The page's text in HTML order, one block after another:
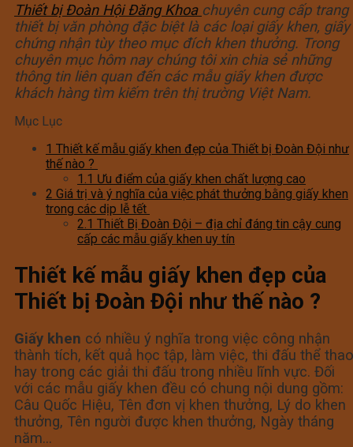
Thiết bị Đoàn Hội Đăng Khoa chuyên cung cấp trang
thiết bị văn phòng đặc biệt là các loại giấy khen, giấy
chứng nhận tùy theo mục đích khen thưởng. Trong
chuyên mục hôm nay chúng tôi xin chia sẻ những
thông tin liên quan đến các mẫu giấy khen được
khách hàng tìm kiếm trên thị trường Việt Nam.
Mục Lục
1 Thiết kế mẫu giấy khen đẹp của Thiết bị Đoàn Đội như
thế nào ?
1.1 Ưu điểm của giấy khen chất lượng cao
2 Giá trị và ý nghĩa của việc phát thưởng bằng giấy khen
trong các dịp lễ tết
2.1 Thiết Bị Đoàn Đội – địa chỉ đáng tin cậy cung
cấp các mẫu giấy khen uy tín
Thiết kế mẫu giấy khen đẹp của
Thiết bị Đoàn Đội như thế nào ?
Giấy khen có nhiều ý nghĩa trong việc công nhận
thành tích, kết quả học tập, làm việc, thi đấu thể thao
hay trong các giải thi đấu trong nhiều lĩnh vực. Đối
với các mẫu giấy khen đều có chung nội dung gồm:
Câu Quốc Hiệu, Tên đơn vị khen thưởng, Lý do khen
thưởng, Tên người được khen thưởng, Ngày tháng
năm…